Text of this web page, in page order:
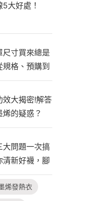
大好處！
尺寸買來總是
規格、預購到
看懂！
效大揭密!解答
的疑惑？
大問題一次搞
清新好襪，腳
烯發熱衣